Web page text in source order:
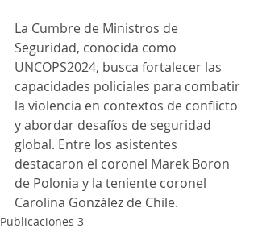
La Cumbre de Ministros de
Seguridad, conocida como
UNCOPS2024, busca fortalecer las
capacidades policiales para combatir
la violencia en contextos de conflicto
y abordar desafíos de seguridad
global. Entre los asistentes
destacaron el coronel Marek Boron
de Polonia y la teniente coronel
Carolina González de Chile.
Publicaciones 3